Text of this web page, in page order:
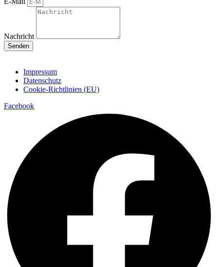
Nachricht
Senden
Impressum
Datenschutz
Cookie-Richtlinien (EU)
Facebook